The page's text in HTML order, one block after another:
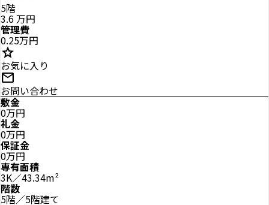
5階
3.6万円
管理費
0.25万円
star
お気に入り
mail
お問い合わせ
敷金
0万円
礼金
0万円
保証金
0万円
専有面積
3K／43.34m²
階数
5階／5階建て